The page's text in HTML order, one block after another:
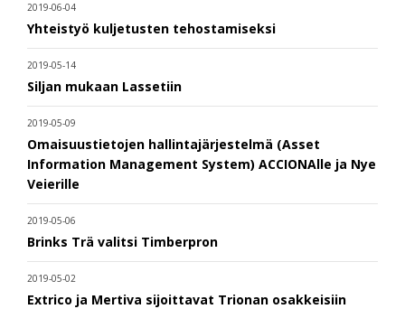
2019-06-04
Yhteistyö kuljetusten tehostamiseksi
2019-05-14
Siljan mukaan Lassetiin
2019-05-09
Omaisuustietojen hallintajärjestelmä (Asset
Information Management System) ACCIONAlle ja Nye
Veierille
2019-05-06
Brinks Trä valitsi Timberpron
2019-05-02
Extrico ja Mertiva sijoittavat Trionan osakkeisiin